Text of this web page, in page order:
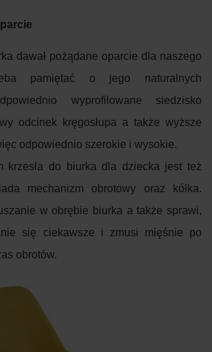
dawał pożądane oparcie dla naszego
pamiętać o jego naturalnych
wyprofilowane siedzisko
odcinek kręgosłupa a także wyższe
odpowiednio szerokie i wysokie.
krzesła do biurka dla dziecka jest też
mechanizm obrotowy oraz kółka.
w obrębie biurka a także sprawi,
się ciekawsze i zmusi mięśnie po
obrotów.